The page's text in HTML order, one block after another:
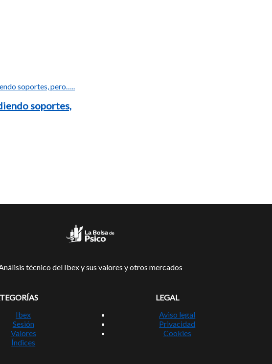
soportes,
técnico del Ibex y sus valores y otros mercados
Ibex
Sesión
Valores
Índices
LEGAL
Aviso legal
Privacidad
Cookies